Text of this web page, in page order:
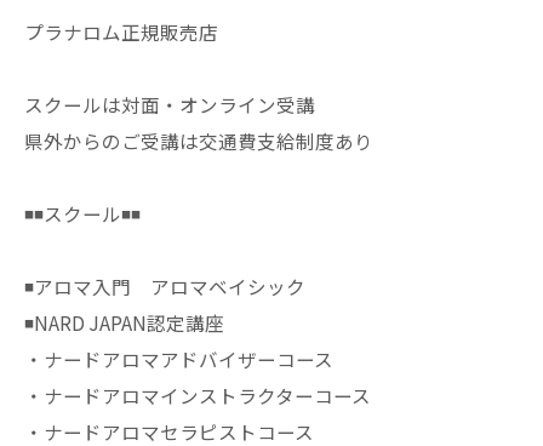
プラナロム正規販売店
スクールは対面・オンライン受講
県外からのご受講は交通費支給制度あり
◾️◾️スクール◾️◾️
◾️アロマ入門 アロマベイシック
◾️NARD JAPAN認定講座
・ナードアロマアドバイザーコース
・ナードアロマインストラクターコース
・ナードアロマセラピストコース